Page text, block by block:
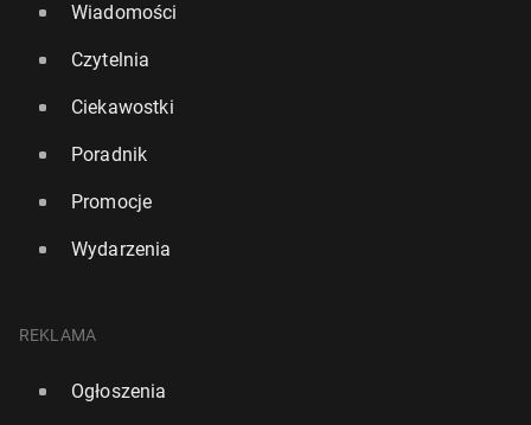
Wiadomości
Czytelnia
Ciekawostki
Poradnik
Promocje
Wydarzenia
REKLAMA
Ogłoszenia